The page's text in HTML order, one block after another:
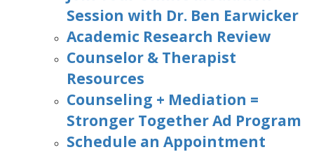
Session with Dr. Ben Earwicker
Academic Research Review
Counselor & Therapist
Resources
Counseling + Mediation =
Stronger Together Ad Program
Schedule an Appointment